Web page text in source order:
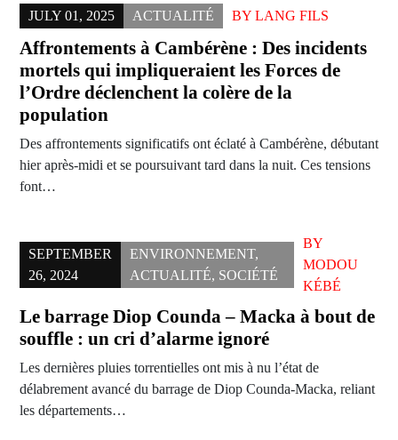
JULY 01, 2025 ACTUALITÉ BY LANG FILS
Affrontements à Cambérène : Des incidents
mortels qui impliqueraient les Forces de
l’Ordre déclenchent la colère de la
population
Des affrontements significatifs ont éclaté à Cambérène, débutant
hier après-midi et se poursuivant tard dans la nuit. Ces tensions
font…
SEPTEMBER
26, 2024
ENVIRONNEMENT,
ACTUALITÉ, SOCIÉTÉ
BY
MODOU
KÉBÉ
Le barrage Diop Counda – Macka à bout de
souffle : un cri d’alarme ignoré
Les dernières pluies torrentielles ont mis à nu l’état de
délabrement avancé du barrage de Diop Counda-Macka, reliant
les départements…